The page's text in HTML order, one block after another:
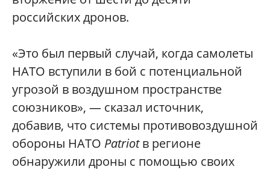
российских дронов.
«Это был первый случай, когда самолеты
НАТО вступили в бой с потенциальной
угрозой в воздушном пространстве
союзников», — сказал источник,
добавив, что системы противовоздушной
обороны НАТО Patriotв регионе
обнаружили дроны с помощью своих